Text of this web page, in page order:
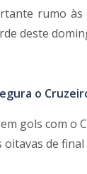
rumo
deste
o
gols com o
de final